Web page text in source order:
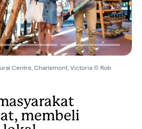
Centre, Charlemont, Victoria © Rob
membeli